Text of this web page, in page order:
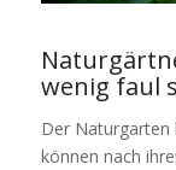
wenig faul
Der Naturgarten
können nach